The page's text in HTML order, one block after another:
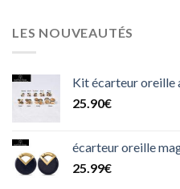
LES NOUVEAUTÉS
Kit écarteur oreille
25.90€
écarteur oreille
25.99€